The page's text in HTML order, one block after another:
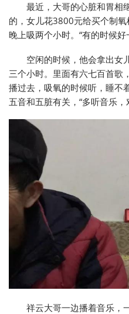
最近，大哥的心脏和胃相
的，女儿花3800元给买个制
晚上吸两个小时。“有的时候好
空闲的时候，他会拿出女
三个小时。里面有六七百首歌
播过去，吸氧的时候听，睡不
五音和五脏有关，“多听音乐，
祥云大哥一边播着音乐，